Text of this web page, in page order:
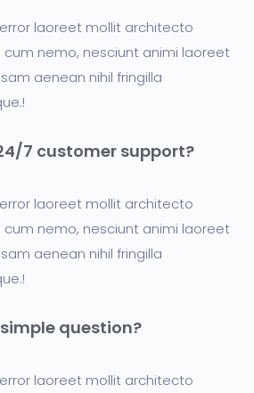
laoreet mollit architecto
nemo, nesciunt animi laoreet
aenean nihil fringilla
7 customer support?
laoreet mollit architecto
nemo, nesciunt animi laoreet
aenean nihil fringilla
question?
laoreet mollit architecto